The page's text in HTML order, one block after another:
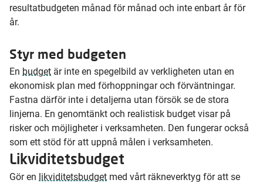
resultatbudgeten månad för månad och inte enbart år för
år.
Styr med budgeten
En budget är inte en spegelbild av verkligheten utan en
ekonomisk plan med förhoppningar och förväntningar.
Fastna därför inte i detaljerna utan försök se de stora
linjerna. En genomtänkt och realistisk budget visar på
risker och möjligheter i verksamheten. Den fungerar också
som ett stöd för att uppnå målen i verksamheten.
Likviditetsbudget
Gör en likviditetsbudget med vårt räkneverktyg för att se